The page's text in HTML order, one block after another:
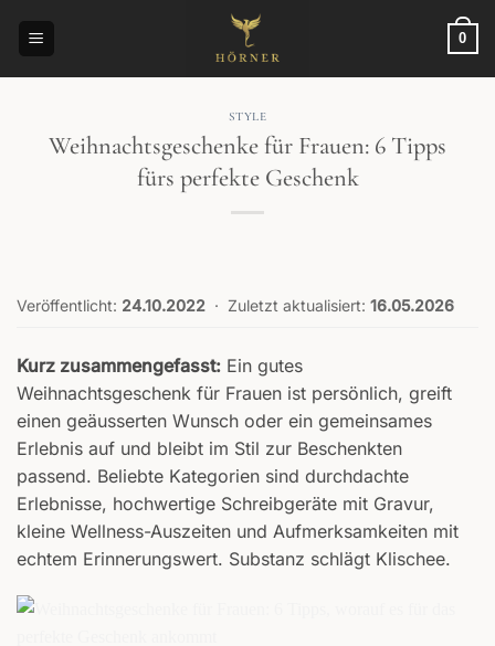
Inhalt
0
STYLE
Weihnachtsgeschenke für Frauen: 6 Tipps
fürs perfekte Geschenk
Veröffentlicht: 24.10.2022 · Zuletzt aktualisiert: 16.05.2026
Kurz zusammengefasst: Ein gutes
Weihnachtsgeschenk für Frauen ist persönlich, greift
einen geäusserten Wunsch oder ein gemeinsames
Erlebnis auf und bleibt im Stil zur Beschenkten
passend. Beliebte Kategorien sind durchdachte
Erlebnisse, hochwertige Schreibgeräte mit Gravur,
kleine Wellness-Auszeiten und Aufmerksamkeiten mit
echtem Erinnerungswert. Substanz schlägt Klischee.